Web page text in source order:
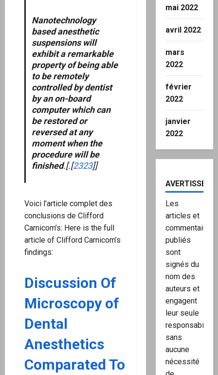
Nanotechnology
based anesthetic
suspensions will
exhibit a remarkable
property of being able
to be remotely
controlled by dentist
by an on-board
computer which can
be restored or
reversed at any
moment when the
procedure will be
finished.[.[2323]]
Voici l’article complet des
conclusions de Clifford
Carnicom’s: Here is the full
article of Clifford Carnicom’s
findings:
Discussion Of
Microscopy of
Dental
Anesthetics
Comparated To
mai 2022
avril 2022
mars
2022
février
2022
janvier
2022
Les
articles et
commentaires
publiés
sont
signés du
nom des
auteurs et
engagent
leur seule
responsabilité,
sans
aucune
nécessité